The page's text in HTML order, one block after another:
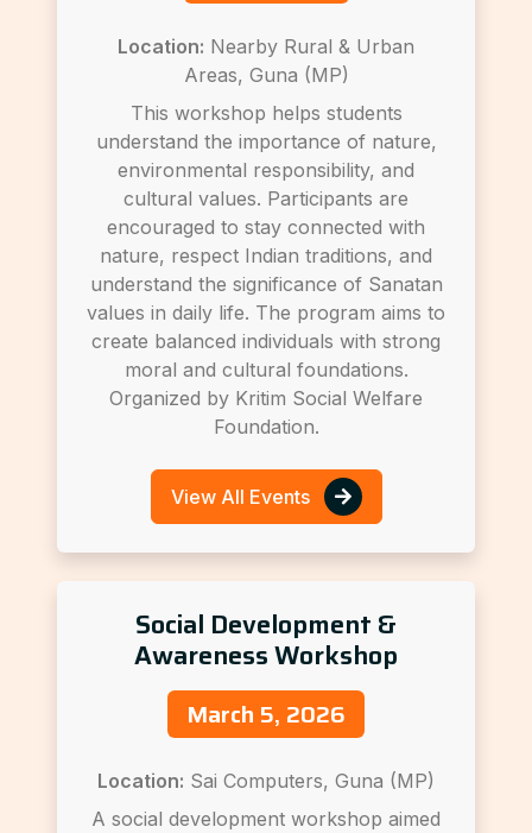
Location: Nearby Rural & Urban
Areas, Guna (MP)
This workshop helps students
understand the importance of nature,
environmental responsibility, and
cultural values. Participants are
encouraged to stay connected with
nature, respect Indian traditions, and
understand the significance of Sanatan
values in daily life. The program aims to
create balanced individuals with strong
moral and cultural foundations.
Organized by Kritim Social Welfare
Foundation.
View All Events
Social Development &
Awareness Workshop
March 5, 2026
Location: Sai Computers, Guna (MP)
A social development workshop aimed